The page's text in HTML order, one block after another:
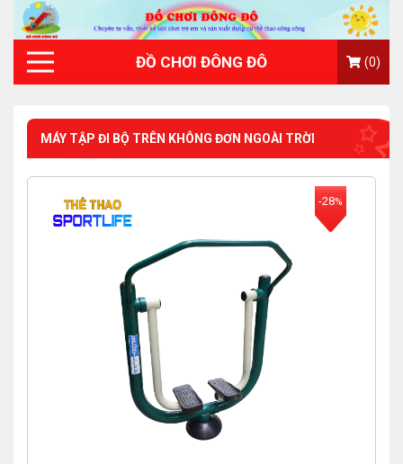
ĐỒ CHƠI ĐÔNG ĐÔ (0)
MÁY TẬP ĐI BỘ TRÊN KHÔNG ĐƠN NGOÀI TRỜI
-28%